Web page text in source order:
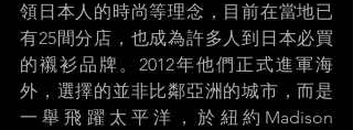
領日本人的時尚等理念，目前在當地已
有25間分店，也成為許多人到日本必買
的襯衫品牌。2012年他們正式進軍海
外，選擇的並非比鄰亞洲的城市，而是
一舉飛躍太平洋，於紐約Madison